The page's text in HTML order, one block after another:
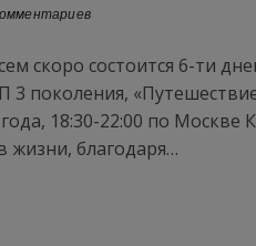
скоро состоится 6-ти
поколения,
года, 18:30-22:00 по
жизни, благодаря…